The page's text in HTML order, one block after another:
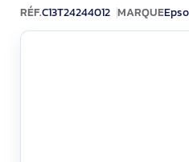
RÉF.C13T24244012 MARQUE